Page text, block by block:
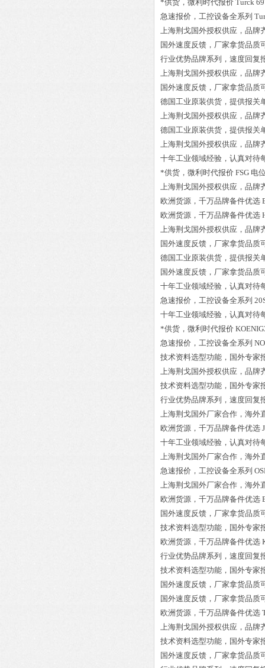
*供货，微利时代报价 Turck
急速报价，工控设备全系列
上海荆戈国外授权供应，品牌
国外速度反馈，厂家拿货品质
行业优势品牌系列，速度回复
上海荆戈国外授权供应，品牌
国外速度反馈，厂家拿货品质
德国工业原装供货，提供报关
上海荆戈国外授权供应，品牌
德国工业原装供货，提供报关
上海荆戈国外授权供应，品牌
十年工业领域经验，认真对待
*供货，微利时代报价 FSG 电
上海荆戈国外授权供应，品牌
欧洲货源，千万品牌备件优选
欧洲货源，千万品牌备件优选
上海荆戈国外授权供应，品牌
国外速度反馈，厂家拿货品质
德国工业原装供货，提供报关
国外速度反馈，厂家拿货品质
十年工业领域经验，认真对待
急速报价，工控设备全系列
十年工业领域经验，认真对待
*供货，微利时代报价
急速报价，工控设备全系列
技术资料选型功能，国外专家
上海荆戈国外授权供应，品牌
技术资料选型功能，国外专家
行业优势品牌系列，速度回复
上海荆戈国外厂家合作，海外
欧洲货源，千万品牌备件优选
十年工业领域经验，认真对待
上海荆戈国外厂家合作，海外
急速报价，工控设备全系列
上海荆戈国外厂家合作，海外
欧洲货源，千万品牌备件优选
国外速度反馈，厂家拿货品质
技术资料选型功能，国外专家
欧洲货源，千万品牌备件优选
行业优势品牌系列，速度回复
技术资料选型功能，国外专家
国外速度反馈，厂家拿货品质
国外速度反馈，厂家拿货品质
欧洲货源，千万品牌备件优选
上海荆戈国外授权供应，品牌
技术资料选型功能，国外专家
国外速度反馈，厂家拿货品质